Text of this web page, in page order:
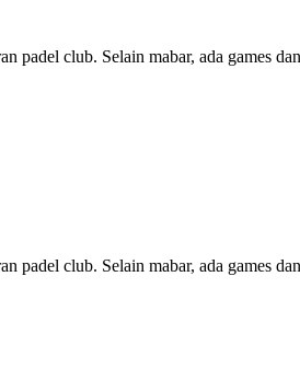
padel club. Selain mabar, ada games
padel club. Selain mabar, ada games